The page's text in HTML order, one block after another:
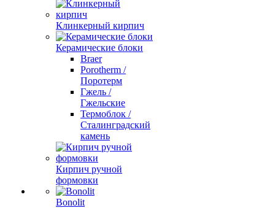
Клинкерный кирпич
Керамические блоки
Braer
Porotherm /
Поротерм
Гжель /
Гжельские
Термоблок /
Сталинградский
камень
Кирпич ручной
формовки
Bonolit